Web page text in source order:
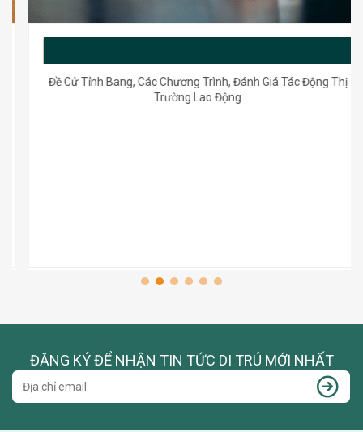
Đề Cử Tỉnh Bang, Các Chương Trình, Đánh Giá Tác Động Thị
Trường Lao Động
ĐĂNG KÝ ĐỂ NHẬN TIN TỨC DI TRÚ MỚI NHẤT